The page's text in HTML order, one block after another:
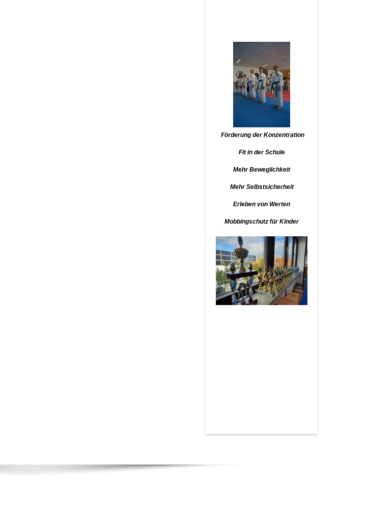
Förderung der Konzentration
Fit in der Schule
Mehr Beweglichkeit
Mehr Selbstsicherheit
Erleben von Werten
Mobbingschutz für Kinder